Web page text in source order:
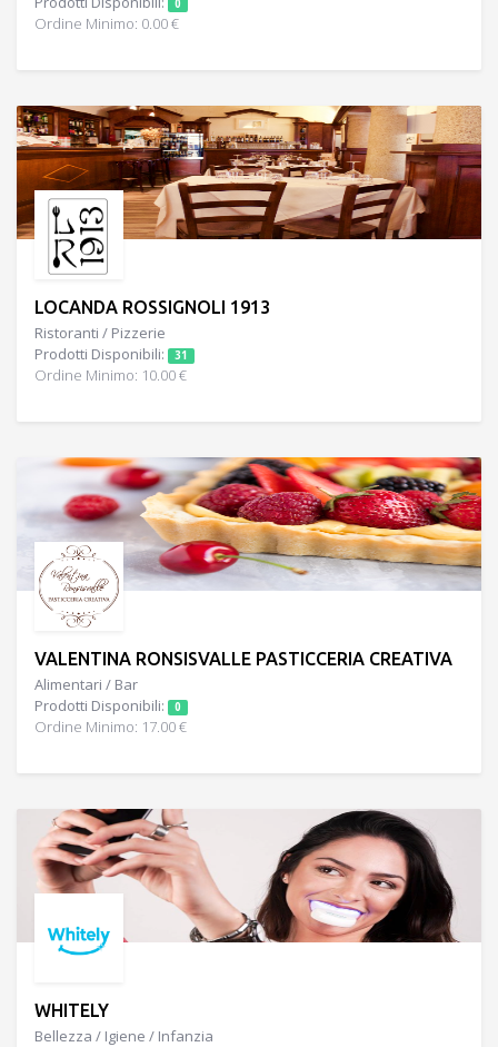
0
Ordine Minimo: 0.00 €
LOCANDA ROSSIGNOLI 1913
Ristoranti / Pizzerie
Prodotti Disponibili:
31
Ordine Minimo: 10.00 €
VALENTINA RONSISVALLE PASTICCERIA CREATIVA
Alimentari / Bar
Prodotti Disponibili:
0
Ordine Minimo: 17.00 €
WHITELY
Bellezza / Igiene / Infanzia